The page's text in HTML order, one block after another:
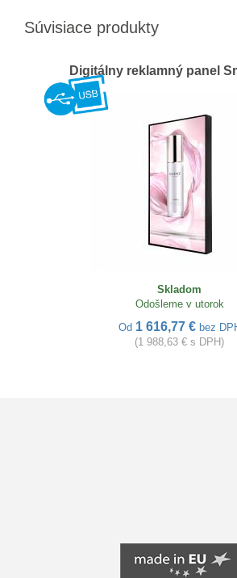
Súvisiace produkty
Digitálny reklamný panel
Skladom
Odošleme v utorok
Od 1 616,77 € bez
(1 988,63 € s DPH)